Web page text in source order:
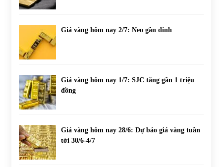
Giá vàng hôm nay 2/7: Neo gần đỉnh
Giá vàng hôm nay 1/7: SJC tăng gần 1 triệu
đồng
Giá vàng hôm nay 28/6: Dự báo giá vàng tuần
tới 30/6-4/7